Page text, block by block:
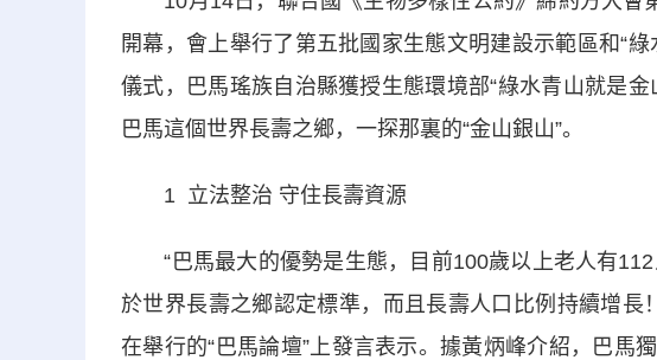
開幕，會上舉行了第五批國家生態文明建設示範區和“
儀式，巴馬瑤族自治縣獲授生態環境部“綠水青山就是
巴馬這個世界長壽之鄉，一探那裏的“金山銀山”。
1 立法整治 守住長壽資源
“巴馬最大的優勢是生態，目前100歲以上老人有112
於世界長壽之鄉認定標準，而且長壽人口比例持續增長
在舉行的“巴馬論壇”上發言表示。據黃炳峰介紹，巴馬